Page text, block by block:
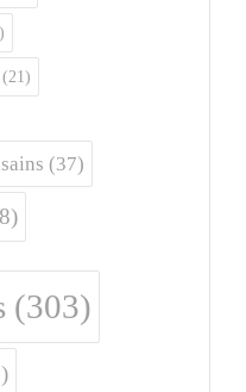
(21)
(37)
(303)